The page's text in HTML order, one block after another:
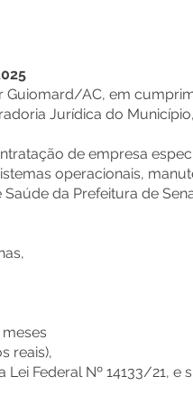
Guiomard/AC, em
Jurídica do Município,
de empresa
operacionais,
da Prefeitura de
reais),
Federal Nº 14133/21, e